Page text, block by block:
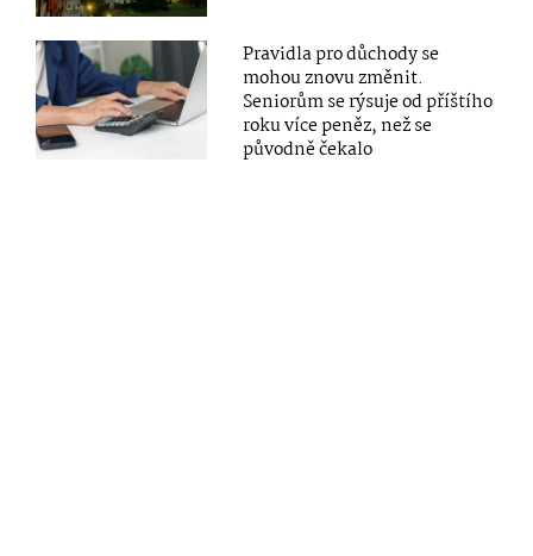
Pravidla pro důchody se
mohou znovu změnit.
Seniorům se rýsuje od příštího
roku více peněz, než se
původně čekalo